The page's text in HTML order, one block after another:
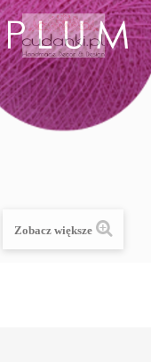
Zobacz większe